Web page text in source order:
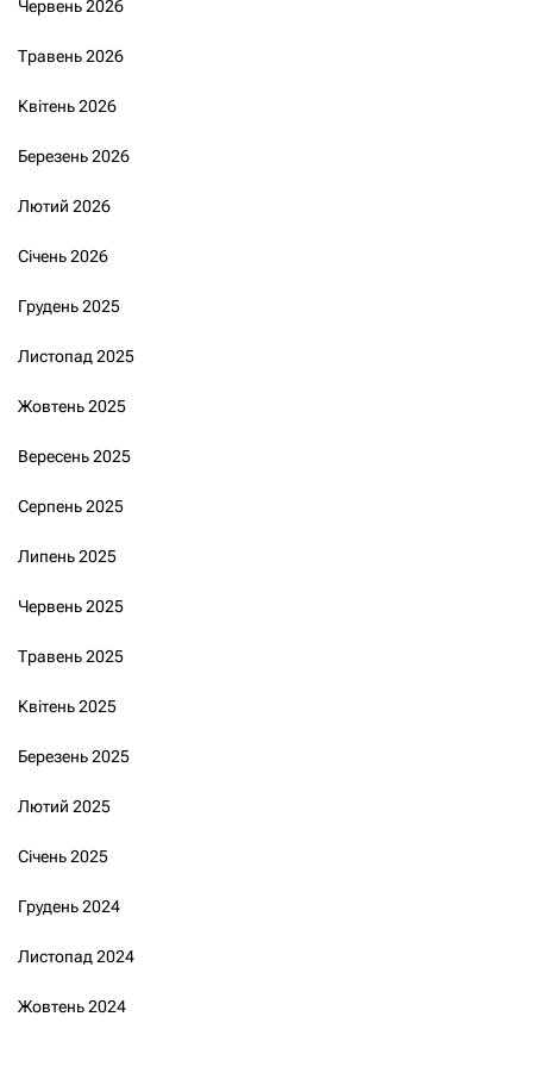
Червень 2026
Травень 2026
Квітень 2026
Березень 2026
Лютий 2026
Січень 2026
Грудень 2025
Листопад 2025
Жовтень 2025
Вересень 2025
Серпень 2025
Липень 2025
Червень 2025
Травень 2025
Квітень 2025
Березень 2025
Лютий 2025
Січень 2025
Грудень 2024
Листопад 2024
Жовтень 2024